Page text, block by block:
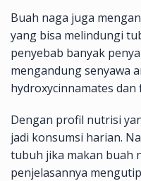
Buah naga juga
yang bisa melindungi
penyebab banyak
mengandung senyawa
hydroxycinnamates dan
Dengan profil nutrisi
jadi konsumsi harian.
tubuh jika makan buah
penjelasannya